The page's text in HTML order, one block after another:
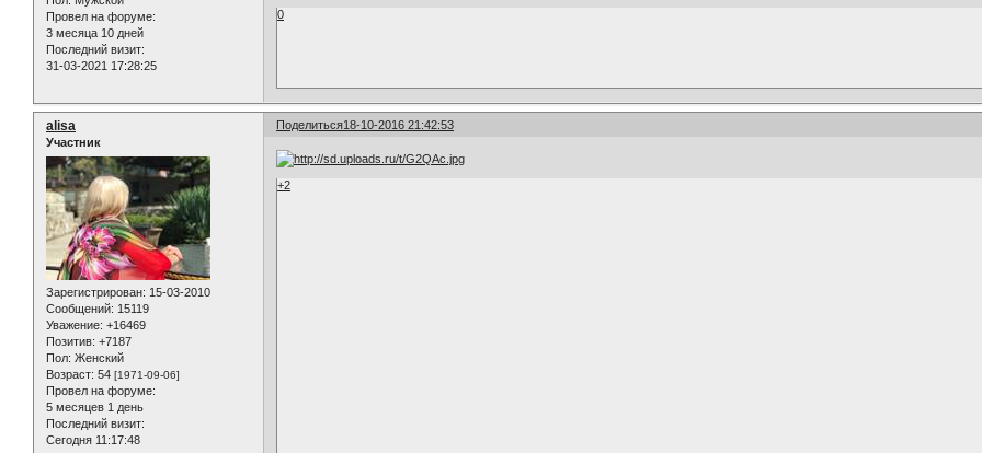
Провел на форуме:
3 месяца 10 дней
Последний визит:
31-03-2021 17:28:25
0
Поделиться18-10-2016 21:42:53
alisa
Участник
Зарегистрирован: 15-03-2010
Сообщений: 15119
Уважение: +16469
Позитив: +7187
Пол: Женский
Возраст: 54 [1971-09-06]
Провел на форуме:
5 месяцев 1 день
Последний визит:
Сегодня 11:17:48
+2